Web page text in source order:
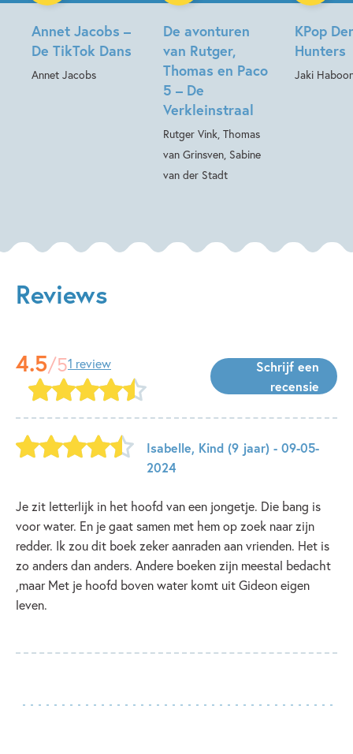
Annet Jacobs –
De TikTok Dans
Annet Jacobs
De avonturen
van Rutger,
Thomas en Paco
5 – De
Verkleinstraal
Rutger Vink, Thomas
van Grinsven, Sabine
van der Stadt
Hardcover
KPop
Hunters
Jaki
Reviews
4.5/51 review
Schrijf een
recensie
Isabelle, Kind (9 jaar) - 09-05-
2024
Je zit letterlijk in het hoofd van een jongetje. Die bang is
voor water. En je gaat samen met hem op zoek naar zijn
redder. Ik zou dit boek zeker aanraden aan vrienden. Het is
zo anders dan anders. Andere boeken zijn meestal bedacht
,maar Met je hoofd boven water komt uit Gideon eigen
leven.